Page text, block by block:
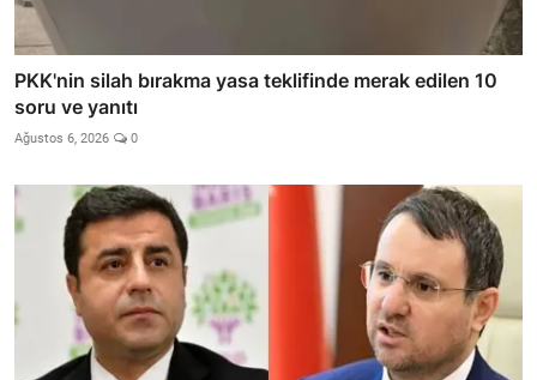
PKK'nin silah bırakma yasa teklifinde merak edilen 10
soru ve yanıtı
Ağustos 6, 2026 0